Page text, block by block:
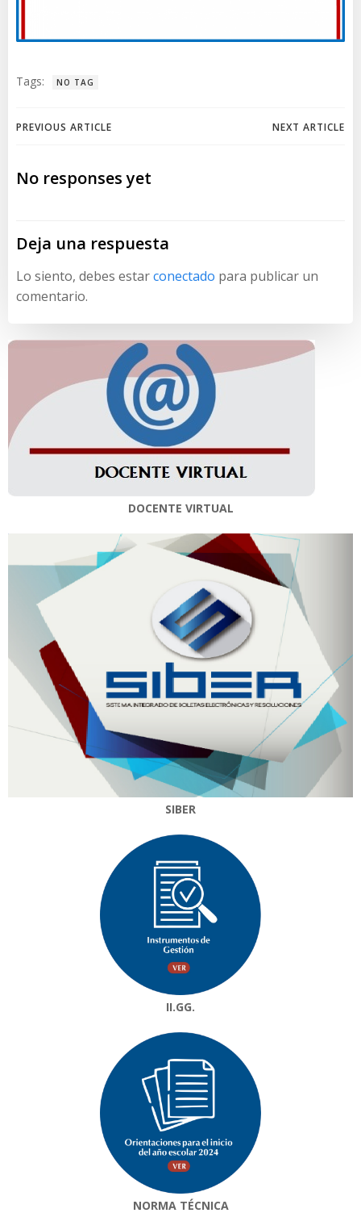
Tags: NO TAG
Navegación
de
PREVIOUS ARTICLE
Navegación
NEXT ARTICLE
No responses yet
Deja una respuesta
Lo siento, debes estarconectado para publicar un
comentario.
DOCENTE VIRTUAL
SIBER
II.GG.
NORMA TÉCNICA